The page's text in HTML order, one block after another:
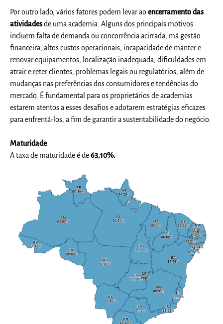
Por outro lado, vários fatores podem levar aoencerramento das
atividadesde uma academia. Alguns dos principais motivos
incluem falta de demanda ou concorrência acirrada, má gestão
financeira, altos custos operacionais, incapacidade de manter e
renovar equipamentos, localização inadequada, dificuldades em
atrair e reter clientes, problemas legais ou regulatórios, além de
mudanças nas preferências dos consumidores e tendências do
mercado. É fundamental para os proprietários de academias
estarem atentos a esses desafios e adotarem estratégias eficazes
para enfrentá-los, a fim de garantir a sustentabilidade do negócio.
Maturidade
A taxa de maturidade é de63,10%.